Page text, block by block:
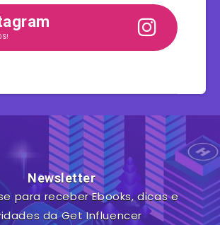
Newsletter
para receber Ebooks, dicas e
da Get Influencer